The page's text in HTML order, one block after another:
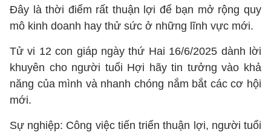
Đây là thời điểm rất thuận lợi để bạn mở rộng quy
mô kinh doanh hay thử sức ở những lĩnh vực mới.
Tử vi 12 con giáp ngày thứ Hai 16/6/2025 dành lời
khuyên cho người tuổi Hợi hãy tin tưởng vào khả
năng của mình và nhanh chóng nắm bắt các cơ hội
mới.
Sự nghiệp: Công việc tiến triển thuận lợi, người tuổi